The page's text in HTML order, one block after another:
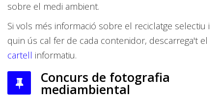
sobre el medi ambient.
Si vols més informació sobre el reciclatge selectiu i
quin ús cal fer de cada contenidor, descarrega't el
cartell informatiu.
Concurs de fotografia
mediambiental